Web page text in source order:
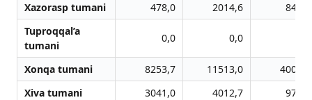
Xazorasp tumani
478,0 2014,6
848,2
Tuproqqal’a
tumani
0,0 0,0
Xonqa tumani 8253,7 11513,0
4002,7
Xiva tumani
3041,0 4012,7
971,7